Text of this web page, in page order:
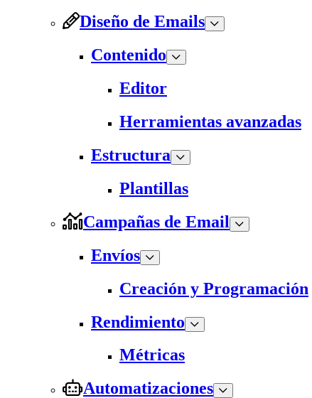
Diseño de Emails
Contenido
Editor
Herramientas avanzadas
Estructura
Plantillas
Campañas de Email
Envíos
Creación y Programación
Rendimiento
Métricas
Automatizaciones